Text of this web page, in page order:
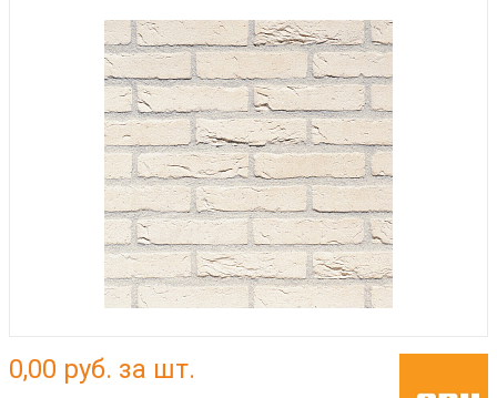
0,00 руб. за шт.